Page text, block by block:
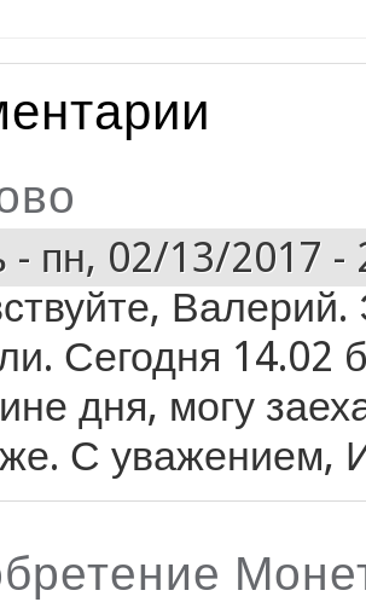
- пн, 02/13/2017 -
Сегодня 14.02
дня, могу
С уважением,